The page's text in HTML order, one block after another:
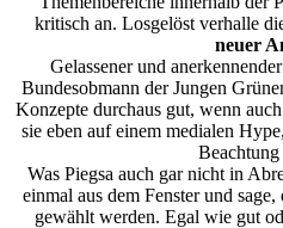
kritisch an. Losgelöst verhalle
neuer
Gelassener und
Bundesobmann der Jungen
Konzepte durchaus gut, wenn
sie eben auf einem medialen
Was Piegsa auch gar nicht in
einmal aus dem Fenster und
gewählt werden. Egal wie gut